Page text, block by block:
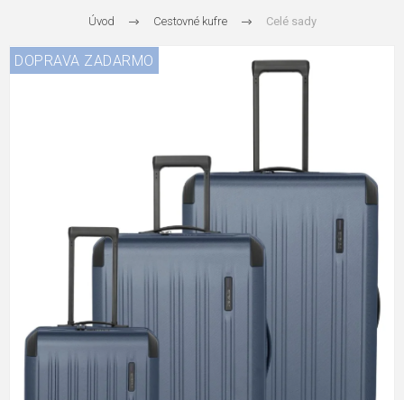
Úvod Cestovné kufre Celé sady
DOPRAVA ZADARMO